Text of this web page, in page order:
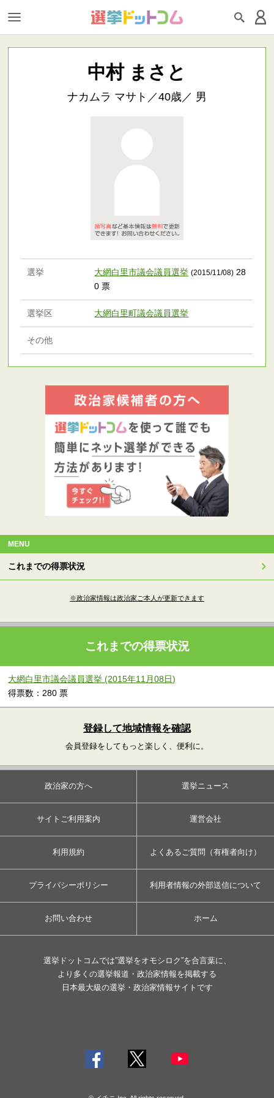
中村 まさと
ナカムラ マサト／40歳／ 男
選挙 大網白里市議会議員選挙 (2015/11/08) 28
0 票
選挙区 大網白里町議会議員選挙
その他
MENU
これまでの得票状況
※政治家情報は政治家ご本人が更新できます
これまでの得票状況
大網白里市議会議員選挙 (2015年11月08日)
得票数：280 票
登録して地域情報を確認
会員登録をしてもっと楽しく、便利に。
政治家の方へ 選挙ニュース
サイトご利用案内 運営会社
利用規約 よくあるご質問（有権者向け）
プライバシーポリシー 利用者情報の外部送信について
お問い合わせ ホーム
選挙ドットコムでは”選挙をオモシロク”を合言葉に、
より多くの選挙報道・政治家情報を掲載する
日本最大級の選挙・政治家情報サイトです